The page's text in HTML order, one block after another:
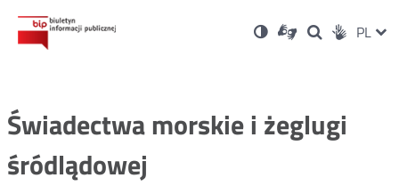
Ustawienia
Wersja
kontrastowa
Dla
niesłyszących
OtwórzOtwórz
w
Otwórz
w
Social PL
Świadectwa morskie i żeglugi
śródlądowej